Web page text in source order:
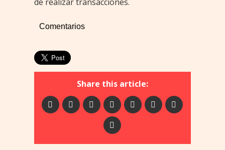
Comentarios
Share this article: